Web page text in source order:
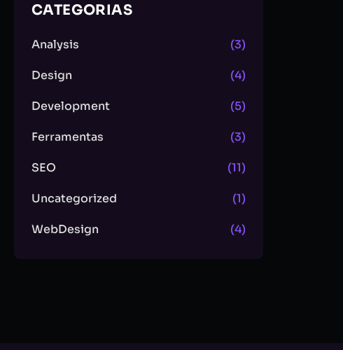
CATEGORIAS
Analysis (3)
Design (4)
Development (5)
Ferramentas (3)
SEO (11)
Uncategorized (1)
WebDesign (4)